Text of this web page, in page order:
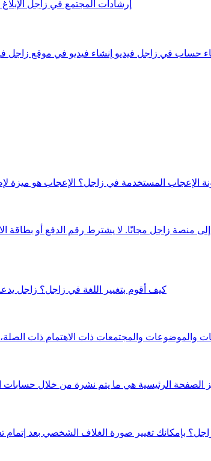
إرشادات المجتمع في زاجل
حساب في زاجل فيديو إنشاء فيديو في موقع زاجل
الإعجاب المستخدمة في زاجل؟ الإعجاب هو ميزة
منصة زاجل مجانًا. لا يشترط رقم الدفع أو
كيف أقوم بتغيير اللغة في زاجل؟ زاجل
والموضوعات والمجتمعات ذات الاهتمام ذات
الصفحة الرئيسية هي ما يتم نشرة من خلال
بإمكانك تغيير صورة الغلاف الشخصي بعد